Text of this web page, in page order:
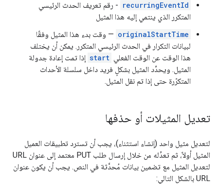
recurringEventId - رقم تعريف الحدث الرئيسي
المتكرر الذي ينتمي إليه هذا المثيل
originalStartTime — وقت بدء هذا المثيل وفقًا
لبيانات التكرار في الحدث الرئيسي المتكرر. يمكن أن يختلف
هذا الوقت عن الوقت الفعلي start إذا تمت إعادة جدولة
المثيل. ويحدِّد المثيل بشكلٍ فريد داخل سلسلة الأحداث
المتكرّرة حتى إذا تم نقل المثيل.
تعديل المثيلات أو حذفها
لتعديل مثيل واحد (إنشاء استثناء)، يجب أن تسترد تطبيقات العميل
المثيل أولاً، ثم تعدِّله من خلال إرسال طلب PUT معتمد إلى عنوان URL
لتعديل المثيل مع تضمين بيانات مُحدَّثة في النص. يجب أن يكون عنوان
URL بالشكل التالي: